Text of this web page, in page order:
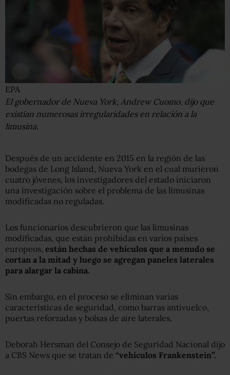
EPA
El gobernador de Nueva York, Andrew Cuomo, dijo que
existían numerosas irregularidades en relación a la
limusina.
Después de un accidente en 2015 en la región de las
bodegas de Long Island, Nueva York en el cual murieron
cuatro jóvenes, los investigadores del estado iniciaron
una investigación sobre el problema de las limusinas
modificadas no reguladas.
Los funcionarios descubrieron que las limusinas
modificadas, que están prohibidas en varios países
europeos, están hechas de vehículos que a menudo se
cortan a la mitad y luego se agregan paneles laterales
para alargar la cabina.
Sin embargo, en el proceso se eliminan varias
características de seguridad, como barras antivuelco,
puertas reforzadas y bolsas de aire laterales.
Deborah Hersman del Consejo de Seguridad Nacional dijo
a CBS News que se tratan de “vehículos Frankenstein”.